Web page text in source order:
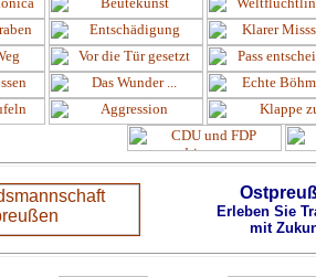
Erleben Sie
mit